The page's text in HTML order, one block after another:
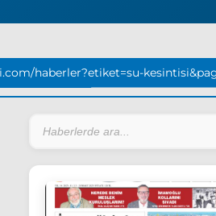
haberler?etiket=su-